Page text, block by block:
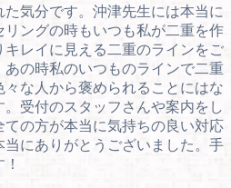
気分です。沖津先生には本当に
ングの時もいつも私が二重を作
レイに見える二重のラインをご
の時私のいつものラインで二重
な人から褒められることにはな
受付のスタッフさんや案内をし
の方が本当に気持ちの良い対応
にありがとうございました。手